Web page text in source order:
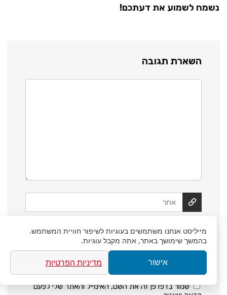
נשמח לשמוע את דעתכם!
השארת תגובה
שמור בדפדפן זה את השם, האימייל והאתר שלי לפעם
מייליסט אנחנו משתמשים בעוגיות לשיפור חוויית המשתמש.
בהמשך שימושך באתר, אתה מקבל עוגיות.
אישור מדיניות הפרטיות